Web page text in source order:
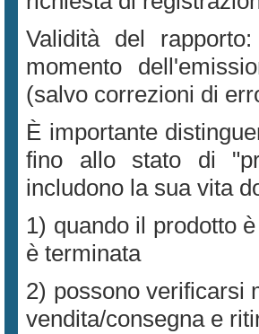
Validità del
momento
(salvo correzioni di
È importante
fino allo stato di
includono la sua vita
1) quando il prodotto
è terminata
2) possono verificarsi
vendita/consegna e